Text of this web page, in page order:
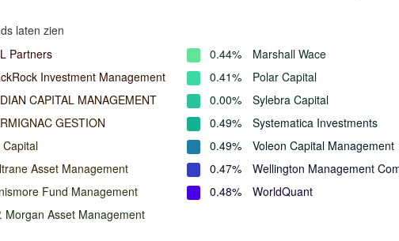
laten zien
Partners
Investment Management
CAPITAL MANAGEMENT
GESTION
Capital
Asset Management
Fund Management
Morgan Asset Management
0.44%
Marshall Wace
0.41%
Polar Capital
0.00%
Sylebra Capital
0.49%
Systematica Investments
0.49%
Voleon Capital Management
0.47%
Wellington Management
0.48%
WorldQuant